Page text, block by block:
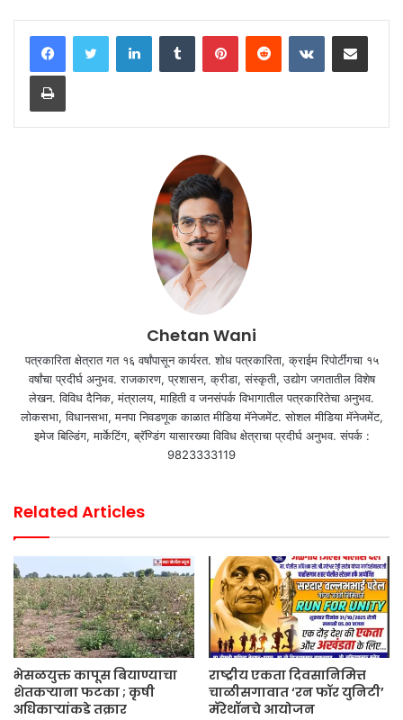
LinkedInTumblr PinterestReddit VKontakteShare via Email
Print
Chetan Wani
पत्रकारिता क्षेत्रात गत १६ वर्षांपासून कार्यरत. शोध पत्रकारिता, क्राईम रिपोर्टींगचा १५
वर्षांचा प्रदीर्घ अनुभव. राजकारण, प्रशासन, क्रीडा, संस्कृती, उद्योग जगतातील विशेष
लेखन. विविध दैनिक, मंत्रालय, माहिती व जनसंपर्क विभागातील पत्रकारितेचा अनुभव.
लोकसभा, विधानसभा, मनपा निवडणूक काळात मीडिया मॅनेजमेंट. सोशल मीडिया मॅनेजमेंट,
इमेज बिल्डिंग, मार्केटिंग, ब्रॅण्डिंग यासारख्या विविध क्षेत्राचा प्रदीर्घ अनुभव. संपर्क :
9823333119
Related Articles
भेसळयुक्त कापूस बियाण्याचा
शेतकऱ्याना फटका ; कृषी
अधिकाऱ्यांकडे तक्रार
राष्ट्रीय एकता दिवसानिमित्त
चाळीसगावात ‘रन फॉर युनिटी’
मॅरेथॉनचे आयोजन